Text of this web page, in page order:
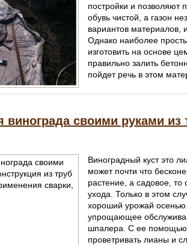
постройки и позволяют
обувь чистой, а газон
вариантов материалов,
Однако наиболее
изготовить на основе
правильно залить
пойдет речь в этом
своими руками из
Виноградный куст это
может почти что
растение, а садовое, то
ухода. Только в этом
хороший урожай
упрощающее
шпалера. С ее помощью
проветривать лианы и